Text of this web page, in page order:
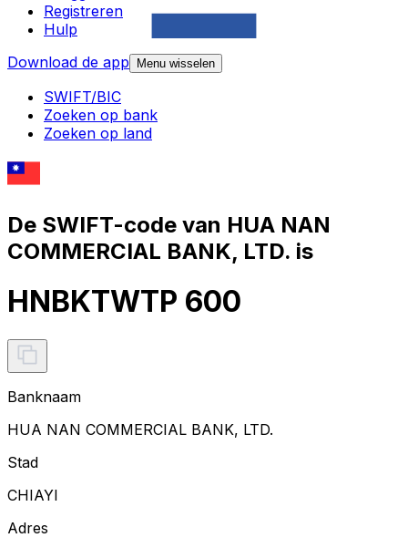
Registreren
Hulp
Download de app
Menu wisselen
SWIFT/BIC
Zoeken op bank
Zoeken op land
De SWIFT-code van HUA NAN
COMMERCIAL BANK, LTD. is
HNBKTWTP 600
Banknaam
HUA NAN COMMERCIAL BANK, LTD.
Stad
CHIAYI
Adres